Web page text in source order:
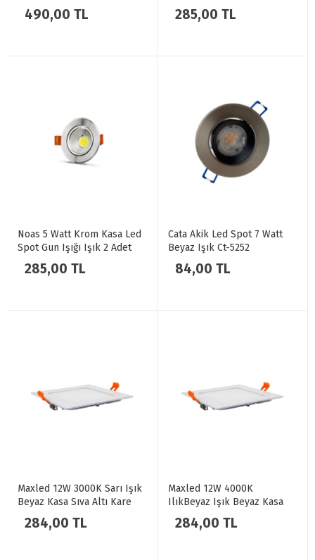
Gunışığı Işık FL-2120 3 Adet
490,00 TL
Mercan YL28-0502
285,00 TL
Noas 5 Watt Krom Kasa Led
Spot Gun Işığı Işık 2 Adet
Mercan YL28-0503
285,00 TL
Cata Akik Led Spot 7 Watt
Beyaz Işık Ct-5252
84,00 TL
Maxled 12W 3000K Sarı Işık
Beyaz Kasa Sıva Altı Kare
LED Spot MX-1032
284,00 TL
Maxled 12W 4000K
IlıkBeyaz Işık Beyaz Kasa
Sıva Altı Kare LED Spot MX-
1032
284,00 TL